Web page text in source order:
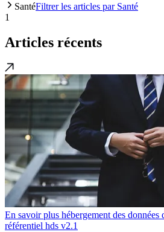
SantéFiltrer les articles par Santé
1
Articles récents
En savoir plus hébergement des données
référentiel hds v2.1